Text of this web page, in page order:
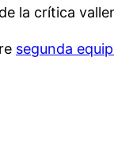
la crítica
segunda